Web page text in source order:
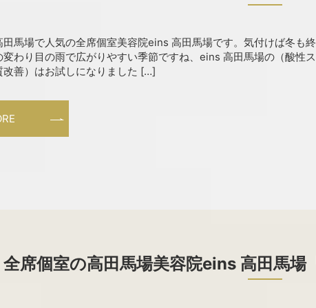
田馬場で人気の全席個室美容院eins 高田馬場です。気付けば冬も
わり目の雨で広がりやすい季節ですね、eins 高田馬場の（酸性ス
改善）はお試しになりました […]
全席個室の高田馬場美容院eins 高田馬場